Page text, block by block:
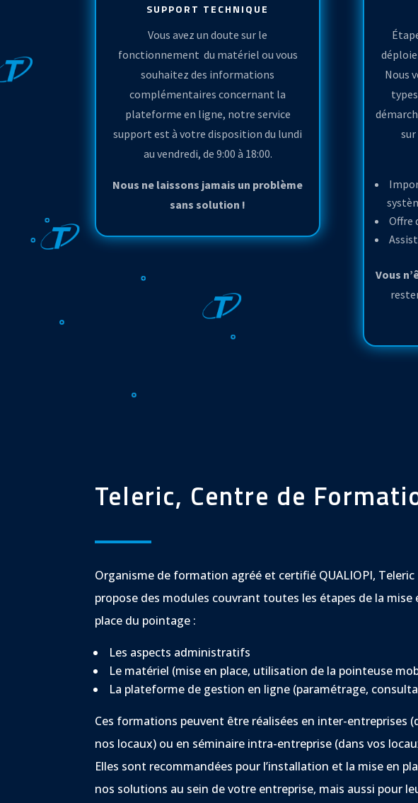
SUPPORT TECHNIQUE
Vous avez un doute sur le
fonctionnement du matériel ou vous
souhaitez des informations
complémentaires concernant la
plateforme en ligne, notre service
support est à votre disposition du lundi
au vendredi, de 9:00 à 18:00.
Nous ne laissons jamais un problème
sans solution !
Nous
Offre
Vous
Teleric, Centre de
Organisme de formation agréé et certifié QUALIOPI, Teleric
propose des modules couvrant toutes les étapes de la mise
place du pointage :
Les aspects administratifs
Le matériel (mise en place, utilisation de la pointeuse
La plateforme de gestion en ligne (paramétrage,
Ces formations peuvent être réalisées en inter-entreprises
nos locaux) ou en séminaire intra-entreprise (dans vos
Elles sont recommandées pour l’installation et la mise en
nos solutions au sein de votre entreprise, mais aussi pour